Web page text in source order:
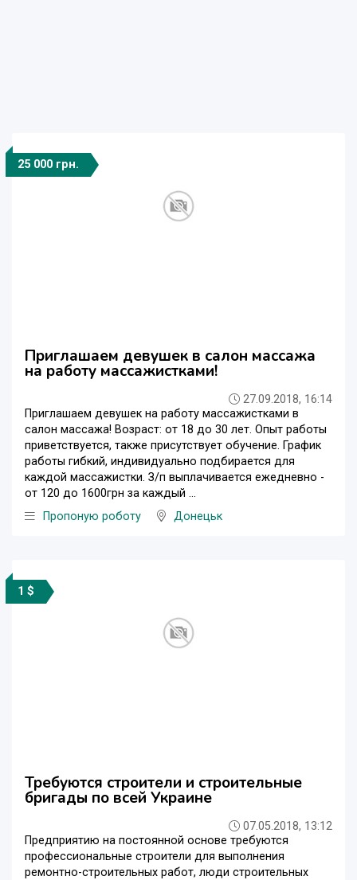
25 000 грн.
Приглашаем девушек в салон массажа
на работу массажистками!
27.09.2018, 16:14
Приглашаем девушек на работу массажистками в
салон массажа! Возраст: от 18 до 30 лет. Опыт работы
приветствуется, также присутствует обучение. График
работы гибкий, индивидуально подбирается для
каждой массажистки. З/п выплачивается ежедневно -
от 120 до 1600грн за каждый ...
Пропоную роботу
Донецьк
1 $
Требуются строители и строительные
бригады по всей Украине
07.05.2018, 13:12
Предприятию на постоянной основе требуются
профессиональные строители для выполнения
ремонтно-строительных работ, люди строительных